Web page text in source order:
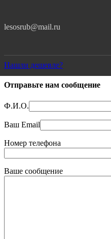
lesosrub@mail.ru
Нашли дешевле?
Отправьте нам сообщение
Ф.И.О.
Ваш Email
Номер телефона
Ваше сообщение